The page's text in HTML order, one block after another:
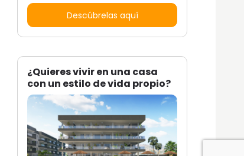
Descúbrelas aquí
¿Quieres vivir en una casa
con un estilo de vida propio?